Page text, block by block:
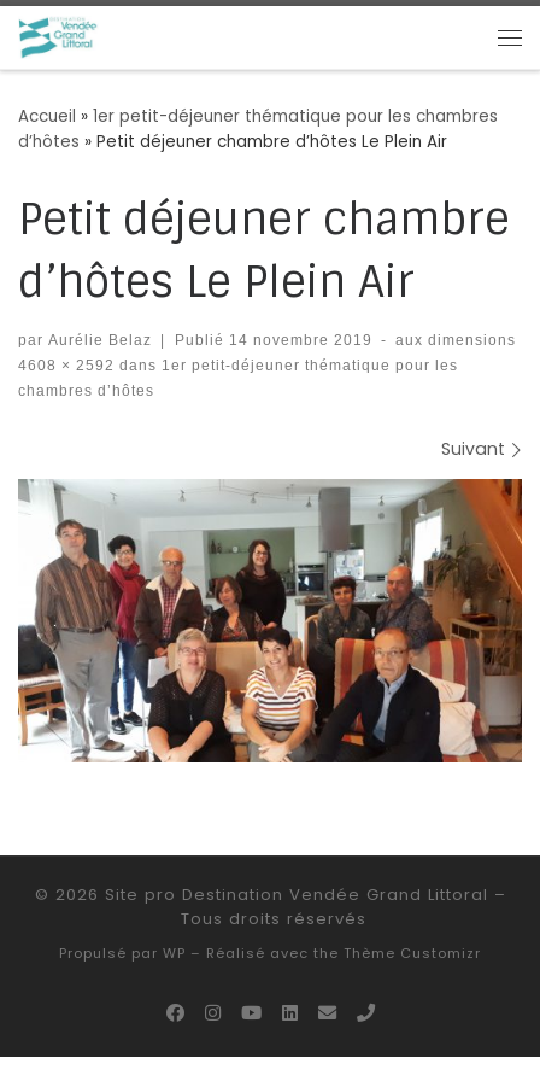
Passer au contenu
Accueil » 1er petit-déjeuner thématique pour les chambres
d’hôtes » Petit déjeuner chambre d’hôtes Le Plein Air
Petit déjeuner chambre
d’hôtes Le Plein Air
par Aurélie Belaz | Publié 14 novembre 2019 -
aux dimensions
4608 × 2592 dans 1er petit-déjeuner thématique pour les
chambres d’hôtes
Suivant
© 2026 Site pro Destination Vendée Grand Littoral –
Tous droits réservés
Propulsé par WP – Réalisé avec the Thème Customizr